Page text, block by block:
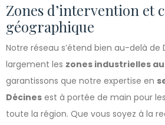
Zones d’intervention et
géographique
Notre réseau s’étend bien au-delà de
largement les zones industrielles
garantissons que notre expertise en
Décines est à portée de main pour
toute la région. Que vous soyez à la